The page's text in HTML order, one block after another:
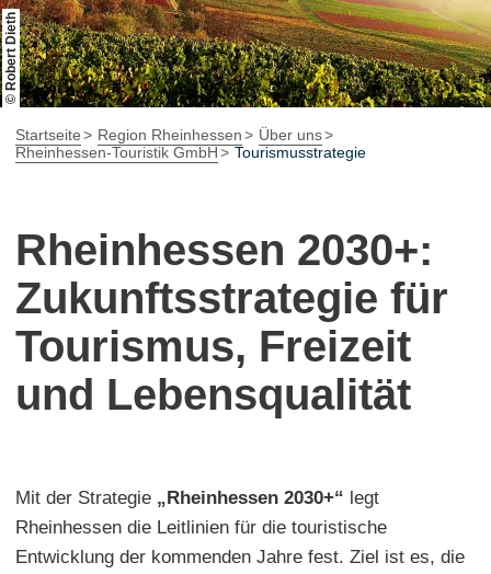
ShopRheinhessen-Blog Karte
© Robert Dieth
Startseite Region Rheinhessen
Über uns
Rheinhessen-Touristik GmbH
Tourismusstrategie
Rheinhessen 2030+:
Zukunftsstrategie für
Tourismus, Freizeit
und Lebensqualität
Mit der Strategie „Rheinhessen 2030+“ legt
Rheinhessen die Leitlinien für die touristische
Entwicklung der kommenden Jahre fest. Ziel ist es, die